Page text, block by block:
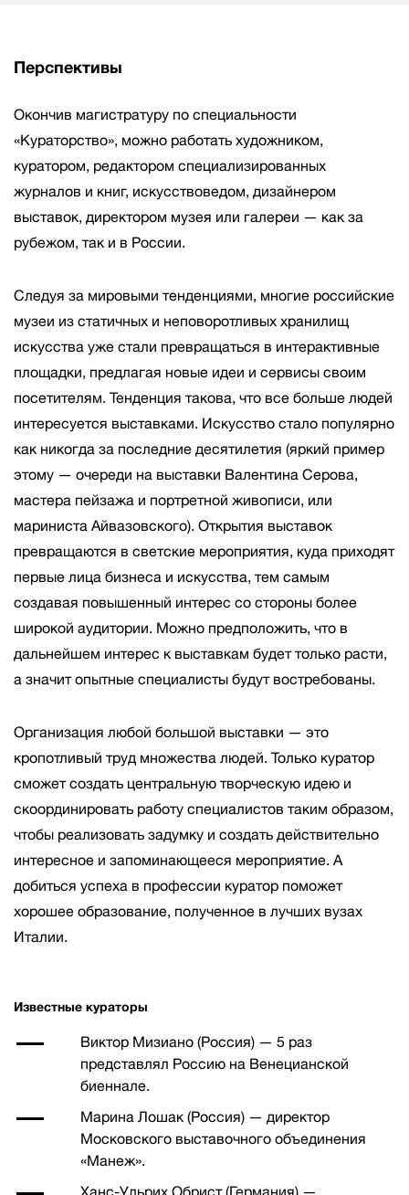
Перспективы
Окончив магистратуру по специальности
«Кураторство», можно работать художником,
куратором, редактором специализированных
журналов и книг, искусствоведом, дизайнером
выставок, директором музея или галереи — как за
рубежом, так и в России.
Следуя за мировыми тенденциями, многие российские
музеи из статичных и неповоротливых хранилищ
искусства уже стали превращаться в интерактивные
площадки, предлагая новые идеи и сервисы своим
посетителям. Тенденция такова, что все больше людей
интересуется выставками. Искусство стало популярно
как никогда за последние десятилетия (яркий пример
этому — очереди на выставки Валентина Серова,
мастера пейзажа и портретной живописи, или
мариниста Айвазовского). Открытия выставок
превращаются в светские мероприятия, куда приходят
первые лица бизнеса и искусства, тем самым
создавая повышенный интерес со стороны более
широкой аудитории. Можно предположить, что в
дальнейшем интерес к выставкам будет только расти,
а значит опытные специалисты будут востребованы.
Организация любой большой выставки — это
кропотливый труд множества людей. Только куратор
сможет создать центральную творческую идею и
скоординировать работу специалистов таким образом,
чтобы реализовать задумку и создать действительно
интересное и запоминающееся мероприятие. А
добиться успеха в профессии куратор поможет
хорошее образование, полученное в лучших вузах
Италии.
Известные кураторы
Виктор Мизиано (Россия) — 5 раз
представлял Россию на Венецианской
биеннале.
Марина Лошак (Россия) — директор
Московского выставочного объединения
«Манеж».